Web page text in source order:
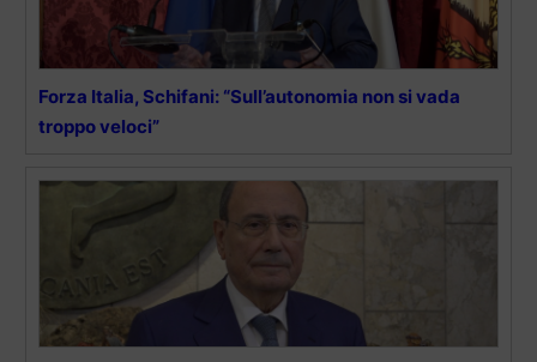
Forza Italia, Schifani: “Sull’autonomia non si vada
troppo veloci”